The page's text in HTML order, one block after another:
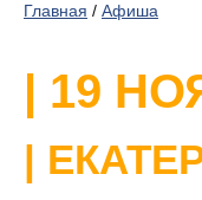
Главная / Афиша
| 19
|